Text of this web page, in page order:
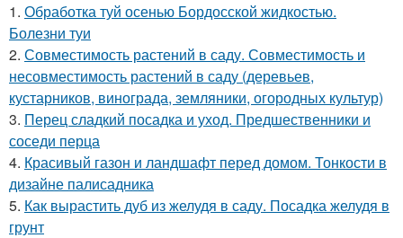
1. Обработка туй осенью Бордосской жидкостью.
Болезни туи
2. Совместимость растений в саду. Совместимость и
несовместимость растений в саду (деревьев,
кустарников, винограда, земляники, огородных культур)
3. Перец сладкий посадка и уход. Предшественники и
соседи перца
4. Красивый газон и ландшафт перед домом. Тонкости в
дизайне палисадника
5. Как вырастить дуб из желудя в саду. Посадка желудя в
грунт